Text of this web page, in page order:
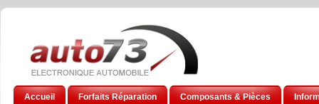
Accueil Forfaits Réparation Composants & Pièces